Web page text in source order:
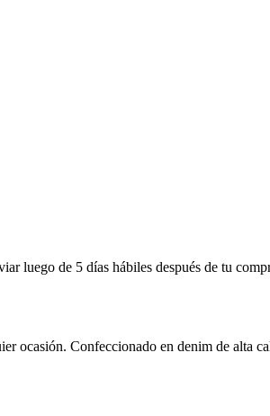
luego de 5 días hábiles después de tu
ocasión. Confeccionado en denim de alta